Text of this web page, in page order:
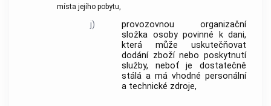
místa jejího pobytu,
j) provozovnou organizační
složka osoby povinné k dani,
která může uskutečňovat
dodání zbožíneboposkytnutí
služby, neboť je dostatečně
stálá a má vhodné personální
a technické zdroje,